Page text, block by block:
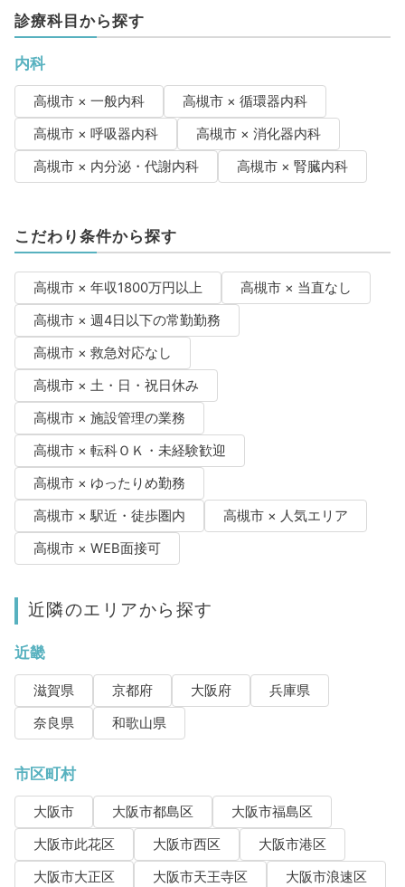
診療科目から探す
内科
高槻市 × 一般内科
高槻市 × 循環器内科
高槻市 × 呼吸器内科
高槻市 × 消化器内科
高槻市 × 内分泌・代謝内科
高槻市 × 腎臓内科
こだわり条件から探す
高槻市 × 年収1800万円以上
高槻市 × 当直なし
高槻市 × 週4日以下の常勤勤務
高槻市 × 救急対応なし
高槻市 × 土・日・祝日休み
高槻市 × 施設管理の業務
高槻市 × 転科ＯＫ・未経験歓迎
高槻市 × ゆったりめ勤務
高槻市 × 駅近・徒歩圏内
高槻市 × 人気エリア
高槻市 × WEB面接可
近隣のエリアから探す
近畿
滋賀県 京都府 大阪府
兵庫県
奈良県
和歌山県
市区町村
大阪市 大阪市都島区
大阪市福島区
大阪市此花区
大阪市西区
大阪市港区
大阪市大正区
大阪市天王寺区
大阪市浪速区